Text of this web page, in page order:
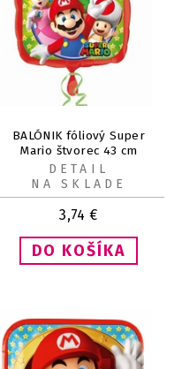
BALÓNIK fóliový Super
Mario štvorec 43 cm
3,74 €
DETAIL
NA SKLADE